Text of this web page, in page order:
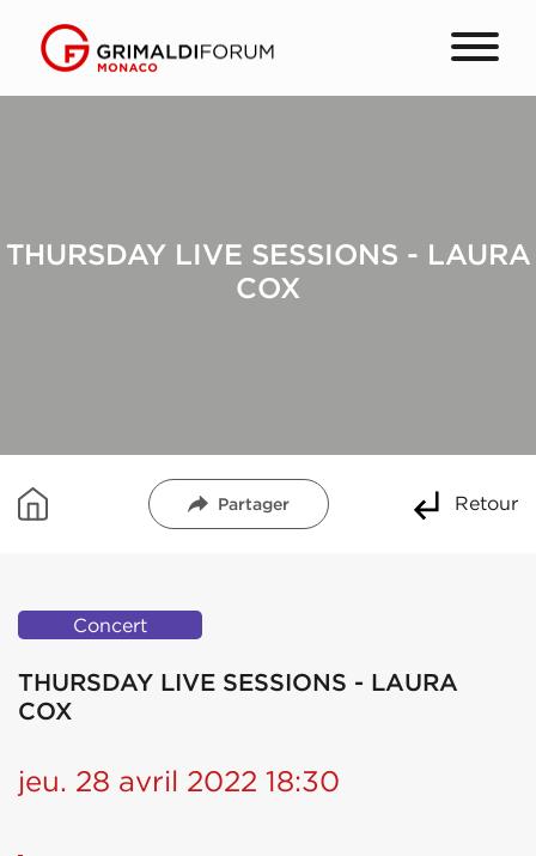
THURSDAY LIVE SESSIONS - LAURA
COX
Partager Retour
Concert
THURSDAY LIVE SESSIONS - LAURA
COX
jeu. 28 avril 2022 18:30